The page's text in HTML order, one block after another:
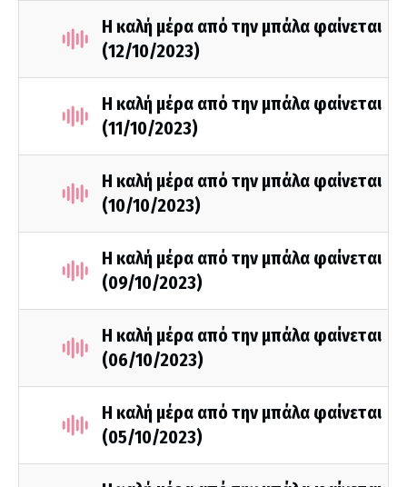
Η καλή μέρα από την μπάλα φαίνεται
(12/10/2023)
Η καλή μέρα από την μπάλα φαίνεται
(11/10/2023)
Η καλή μέρα από την μπάλα φαίνεται
(10/10/2023)
Η καλή μέρα από την μπάλα φαίνεται
(09/10/2023)
Η καλή μέρα από την μπάλα φαίνεται
(06/10/2023)
Η καλή μέρα από την μπάλα φαίνεται
(05/10/2023)